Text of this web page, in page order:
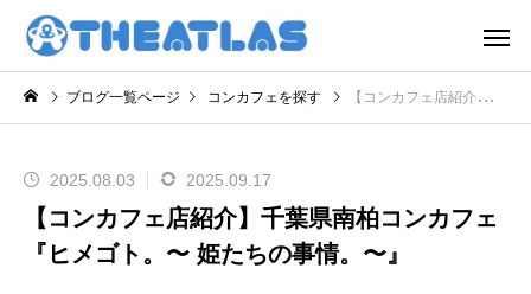
ブログ一覧ページ コンカフェを探す 【コンカフェ店紹介】千葉県南柏コンカフェ『ヒメゴト。〜 姫たちの事情。〜』
2025.08.03 2025.09.17
【コンカフェ店紹介】千葉県南柏コンカフェ
『ヒメゴト。〜 姫たちの事情。〜』